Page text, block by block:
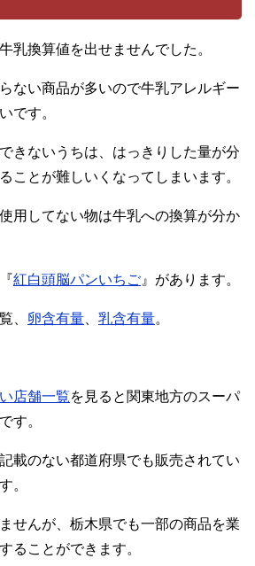
乳換算値を出せませんでした。
ない商品が多いので牛乳アレルギー
です。
きないうちは、はっきりした量が分
ことが難しいくなってしまいます。
用してない物は牛乳への換算が分か
紅白頭脳パンいちご 』があります。
、 卵含有量 乳含有量。
店舗一覧を見ると関東地方のスーパ
す。
載のない都道府県でも販売されてい
。
せんが、栃木県でも一部の商品を業
ることができます。